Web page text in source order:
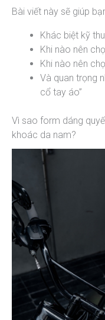
Bài viết này sẽ giúp
Khác biệt kỹ
Khi nào nên
Khi nào nên
Và quan trọng
cổ tay áo”
Vì sao form dáng
khoác da nam?